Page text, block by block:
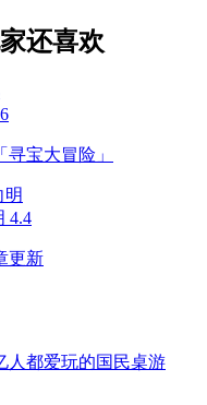
还喜欢
宝大冒险」
4.4
更新
人都爱玩的国民桌游